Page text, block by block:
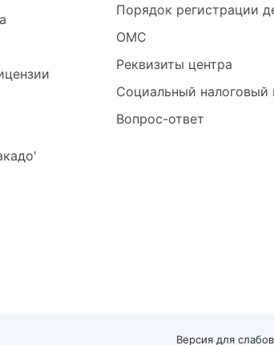
Порядок регистрации
ОМС
Реквизиты центра
Социальный налоговый
Вопрос-ответ
Версия для